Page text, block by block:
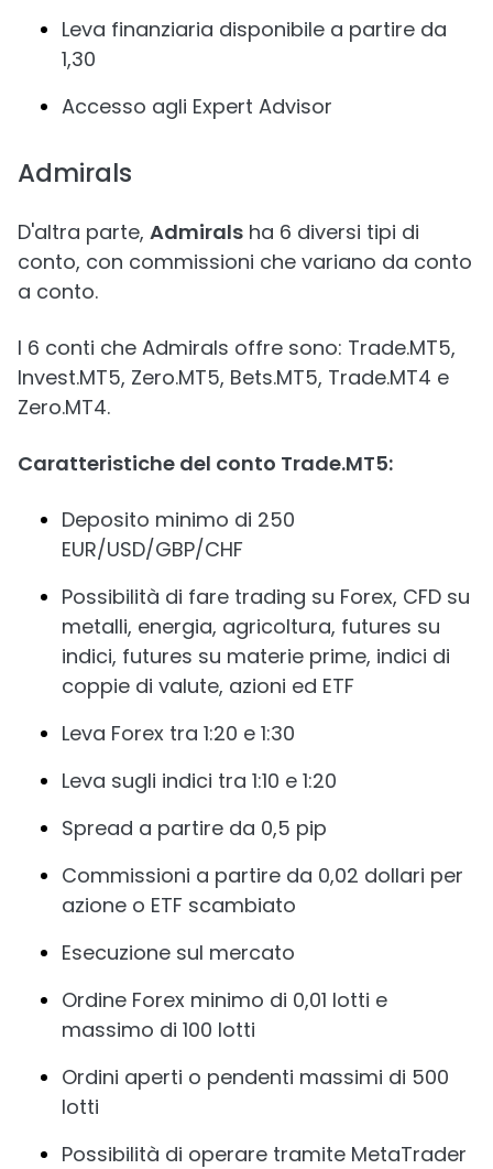
Leva finanziaria disponibile a partire da
1,30
Accesso agli Expert Advisor
Admirals
D'altra parte, Admirals ha 6 diversi tipi di
conto, con commissioni che variano da conto
a conto.
I 6 conti che Admirals offre sono: Trade.MT5,
Invest.MT5, Zero.MT5, Bets.MT5, Trade.MT4 e
Zero.MT4.
Caratteristiche del conto Trade.MT5:
Deposito minimo di 250
EUR/USD/GBP/CHF
Possibilità di fare trading su Forex, CFD su
metalli, energia, agricoltura, futures su
indici, futures su materie prime, indici di
coppie di valute, azioni ed ETF
Leva Forex tra 1:20 e 1:30
Leva sugli indici tra 1:10 e 1:20
Spread a partire da 0,5 pip
Commissioni a partire da 0,02 dollari per
azione o ETF scambiato
Esecuzione sul mercato
Ordine Forex minimo di 0,01 lotti e
massimo di 100 lotti
Ordini aperti o pendenti massimi di 500
lotti
Possibilità di operare tramite MetaTrader